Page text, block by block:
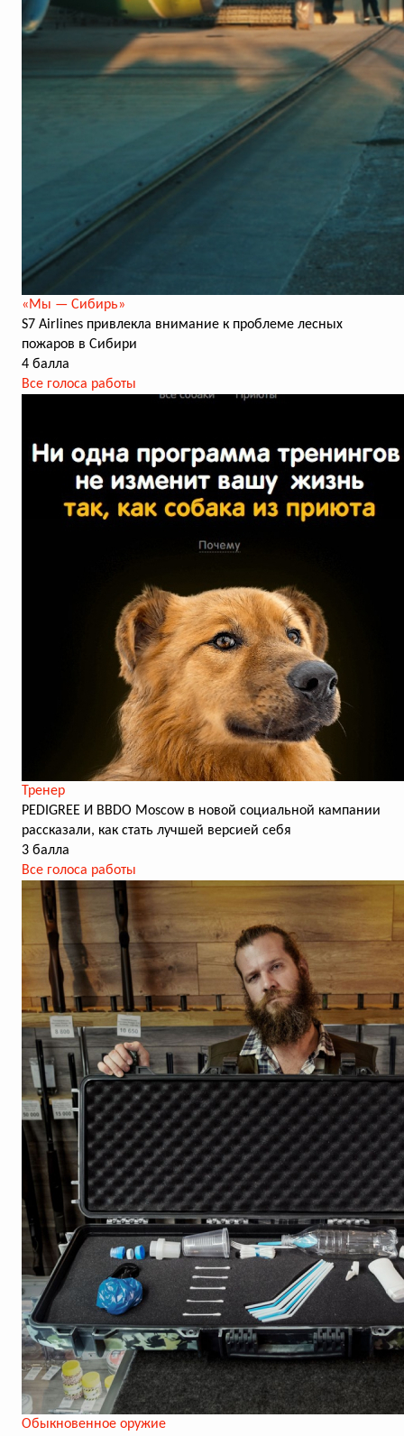
«Мы — Сибирь»
S7 Airlines привлекла внимание к проблеме лесных
пожаров в Сибири
4 балла
Все голоса работы
Тренер
PEDIGREE И BBDO Moscow в новой социальной кампании
рассказали, как стать лучшей версией себя
3 балла
Все голоса работы
Обыкновенное оружие